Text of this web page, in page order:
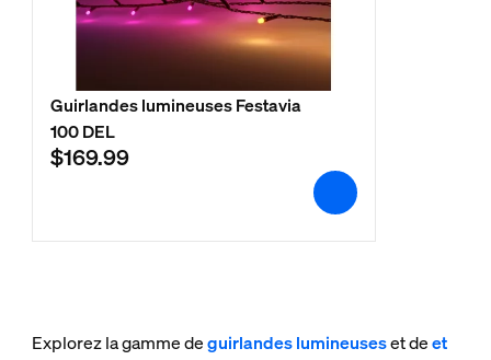
Guirlandes lumineuses Festavia
100 DEL
$169.99
Explorez la gamme deguirlandes lumineuseset deet